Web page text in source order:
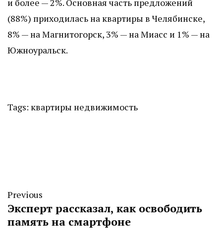
и более — 2%. Основная часть предложений
(88%) приходилась на квартиры в Челябинске,
8% — на Магнитогорск, 3% — на Миасс и 1% — на
Южноуральск.
Tags: квартиры недвижимость
Previous
Эксперт рассказал, как освободить
память на смартфоне